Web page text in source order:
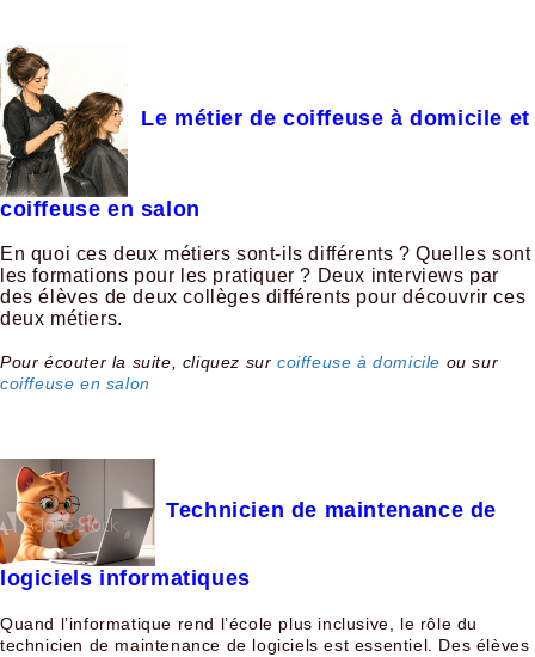
Le métier de coiffeuse à domicile et
coiffeuse en salon
En quoi ces deux métiers sont-ils différents ? Quelles sont
les formations pour les pratiquer ? Deux interviews par
des élèves de deux collèges différents pour découvrir ces
deux métiers.
Pour écouter la suite, cliquez surcoiffeuse à domicile ou sur
coiffeuse en salon
Technicien de maintenance de
logiciels informatiques
Quand l’informatique rend l’école plus inclusive, le rôle du
technicien de maintenance de logiciels est essentiel. Des élèves